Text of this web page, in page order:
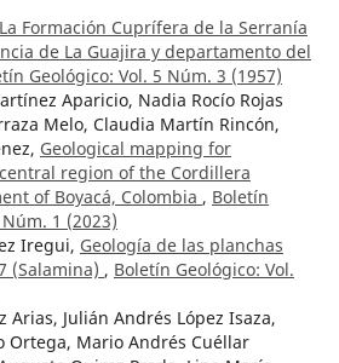
La Formación Cuprífera de la Serranía
de La Guajira y departamento del
Geológico: Vol. 5 Núm. 3 (1957)
Aparicio, Nadia Rocío Rojas
Melo, Claudia Martín Rincón,
Geological mapping for
region of the Cordillera
of Boyacá, Colombia , Boletín
1 (2023)
Iregui, Geología de las planchas
(Salamina) , Boletín Geológico: Vol.
Arias, Julián Andrés López Isaza,
Ortega, Mario Andrés Cuéllar